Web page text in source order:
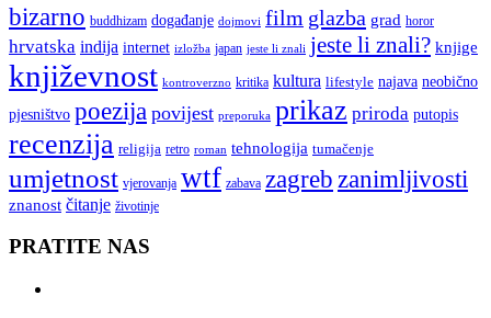
bizarno buddhizam događanje dojmovi film glazba grad horor
hrvatska indija internet izložba japan jeste li znali jeste li znali? knjige
književnost kontroverzno kritika kultura lifestyle najava neobično
pjesništvo poezija povijest preporuka prikaz priroda putopis
recenzija religija retro roman tehnologija tumačenje
umjetnost vjerovanja wtf zabava zagreb zanimljivosti
znanost čitanje životinje
PRATITE NAS